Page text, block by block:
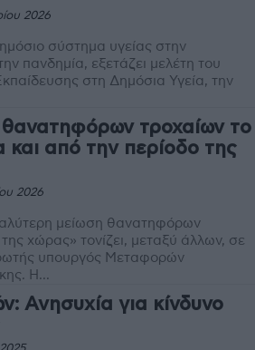
2026
σύστημα υγείας στην
πανδημία, εξετάζει μελέτη του
στη Δημόσια Υγεία, την
τροχαίων το
και από την περίοδο της
2026
μείωση θανατηφόρων
χώρας» τονίζει, μεταξύ άλλων, σε
υπουργός Μεταφορών
Κωνσταντίνος Κυρανάκης. Η...
Ανησυχία για κίνδυνο